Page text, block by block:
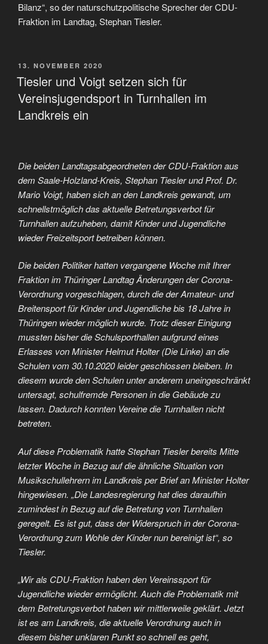
Bilanz“, so der naturschutzpolitische Sprecher der CDU-
Fraktion im Landtag, Stephan Tiesler.
VERÖFFENTLICHT
AM
13. NOVEMBER 2020
Tiesler und Voigt setzen sich für
Vereinsjugendsport in Turnhallen im
Landkreis ein
Die beiden Landtagsabgeordneten der CDU-Fraktion aus
dem Saale-Holzland-Kreis, Stephan Tiesler und Prof. Dr.
Mario Voigt, haben sich an den Landkreis gewandt, um
schnellstmöglich das aktuelle Betretungsverbot für
Turnhallen aufzuheben, damit Kinder und Jugendliche
wieder Freizeitsport betreiben können.
Die beiden Politiker hatten vergangene Woche mit Ihrer
Fraktion im Thüringer Landtag Änderungen der Corona-
Verordnung vorgeschlagen, durch die der Amateur- und
Breitensport für Kinder und Jugendliche bis 18 Jahre in
Thüringen wieder möglich wurde. Trotz dieser Einigung
mussten bisher die Schulsporthallen aufgrund eines
Erlasses von Minister Helmut Holter (Die Linke) an die
Schulen vom 30.10.2020 leider geschlossen bleiben. In
diesem wurde den Schulen unter anderem uneingeschränkt
untersagt, schulfremde Personen in die Gebäude zu
lassen. Dadurch konnten Vereine die Turnhallen nicht
betreten.
Auf diese Problematik hatte Stephan Tiesler bereits Mitte
letzter Woche in Bezug auf die ähnliche Situation von
Musikschullehrern im Landkreis per Brief an Minister Holter
hingewiesen. „Die Landesregierung hat dies daraufhin
zumindest in Bezug auf die Betretung von Turnhallen
geregelt. Es ist gut, dass der Widerspruch in der Corona-
Verordnung zum Wohle der Kinder nun bereinigt ist“, so
Tiesler.
„Wir als CDU-Fraktion haben den Vereinssport für
Jugendliche wieder ermöglicht. Auch die Problematik mit
dem Betretungsverbot haben wir mittlerweile geklärt. Jetzt
ist es am Landkreis, die aktuelle Verordnung auch in
diesem bisher unklaren Punkt so schnell es geht,